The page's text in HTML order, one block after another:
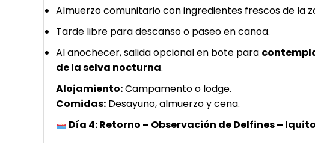
Almuerzo comunitario con ingredientes frescos de la
Tarde libre para descanso o paseo en canoa.
Al anochecer, salida opcional en bote para
de la selva nocturna.
Alojamiento:Campamento o lodge.
Comidas: Desayuno, almuerzo y cena.
Día 4: Retorno – Observación de Delfines –